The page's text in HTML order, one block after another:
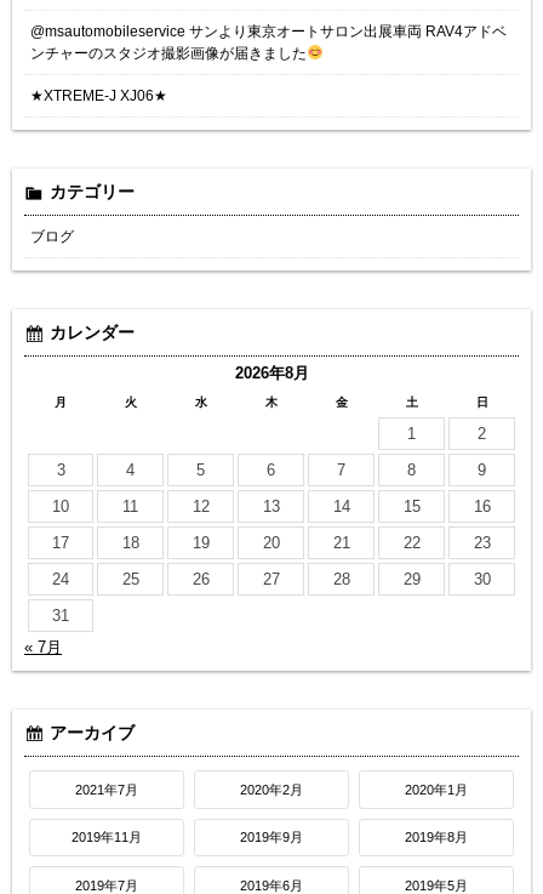
@msautomobileservice サンより東京オートサロン出展車両 RAV4アドベ
ンチャーのスタジオ撮影画像が届きました
★XTREME-J XJ06★
カテゴリー
ブログ
カレンダー
2026年8月
月 火 水 木 金 土 日
1
2
3
4 5 6 7 8
9
10
11 12 13 14 15
16
17
18 19 20 21 22
23
24
25 26 27 28 29
30
31
« 7月
アーカイブ
2021年7月 2020年2月 2020年1月
2019年11月 2019年9月 2019年8月
2019年7月 2019年6月 2019年5月